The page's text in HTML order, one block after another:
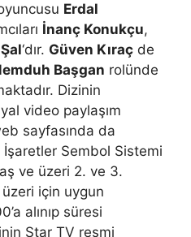
Erdal
İnanç Konukçu,
‘dır. Güven Kıraç de
Başgan rolünde
Dizinin
video paylaşım
sayfasında da
İşaretler Sembol Sistemi
ve üzeri 2. ve 3.
için uygun
alınıp süresi
Star TV resmi